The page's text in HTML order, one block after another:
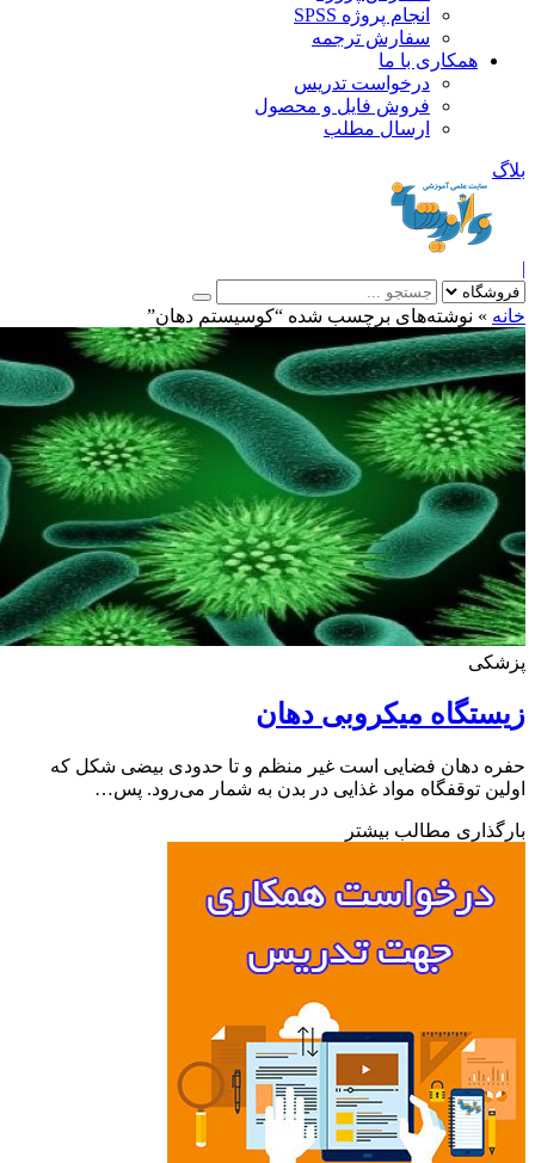
انجام پروژه SPSS
سفارش ترجمه
همکاری با ما
درخواست تدریس
فروش فایل و محصول
ارسال مطلب
»نوشته‌های برچسب شده “کوسیستم دهان”
میکروبی دهان
دهان فضایی است غیر منظم و تا حدودی بیضی شکل که
توقفگاه مواد غذایی در بدن به شمار می‌رود. پس…
مطالب بیشتر